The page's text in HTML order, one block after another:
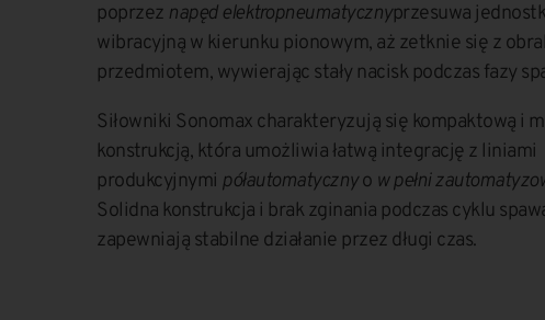
poprzez napęd elektropneumatycznyprzesuwa
wibracyjną w kierunku pionowym, aż zetknie się z
przedmiotem, wywierając stały nacisk podczas fazy
Siłowniki Sonomax charakteryzują się kompaktową i
konstrukcją, która umożliwia łatwą integrację z liniami
produkcyjnymi półautomatycznyo w pełni
Solidna konstrukcja i brak zginania podczas cyklu
zapewniają stabilne działanie przez długi czas.